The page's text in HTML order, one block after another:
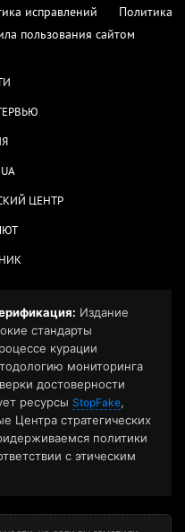
исправлений
Политика
пользования сайтом
ЦЕНТР
Издание
стандарты
курации
мониторинга
достоверности
ресурсы StopFake,
Центра стратегических
политики
с этическим